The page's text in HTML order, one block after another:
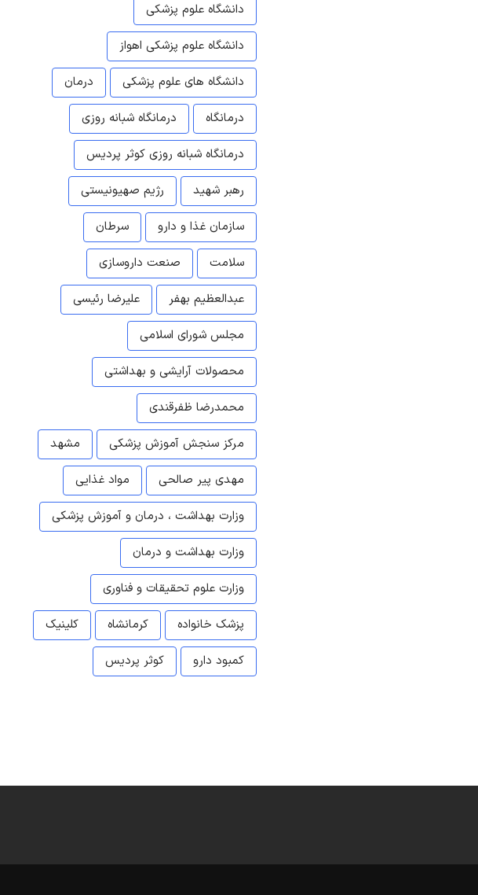
دانشگاه علوم پزشکی
دانشگاه علوم پزشکی اهواز
دانشگاه های علوم پزشکی
درمان
درمانگاه
درمانگاه شبانه روزی
درمانگاه شبانه روزی کوثر پردیس
رهبر شهید
رژیم صهیونیستی
سازمان غذا و دارو
سرطان
سلامت
صنعت داروسازی
عبدالعظیم بهفر
علیرضا رئیسی
مجلس شورای اسلامی
محصولات آرایشی و بهداشتی
محمدرضا ظفرقندی
مرکز سنجش آموزش پزشکی
مشهد
مهدی پیر صالحی
مواد غذایی
وزارت بهداشت ، درمان و آموزش پزشکی
وزارت بهداشت و درمان
وزارت علوم تحقیقات و فناوری
پزشک خانواده
کرمانشاه
کلینیک
کمبود دارو
کوثر پردیس